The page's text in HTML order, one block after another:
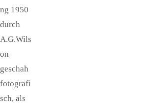
ng 1950
durch
A.G.Wils
on
geschah
fotografi
sch, als